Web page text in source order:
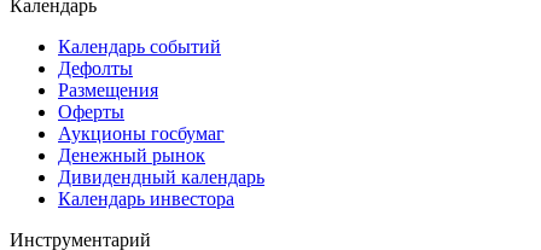
Дивидендный календарь
Календарь
Календарь событий
Дефолты
Размещения
Оферты
Аукционы госбумаг
Денежный рынок